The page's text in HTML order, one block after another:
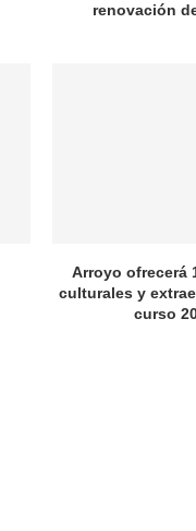
renovación
Arroyo ofrecerá
culturales y
curso